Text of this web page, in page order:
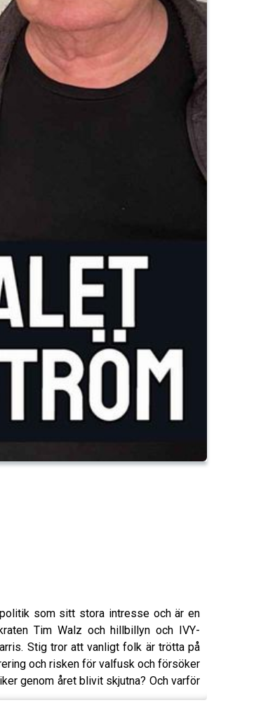
som sitt stora intresse och är en
Tim Walz och hillbillyn och IVY-
Stig tror att vanligt folk är trötta på
och risken för valfusk och försöker
genom året blivit skjutna? Och varför